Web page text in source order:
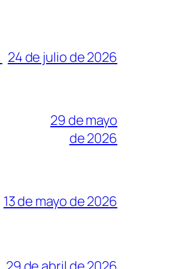
24 de julio de 2026
29 de mayo
de 2026
13 de mayo de 2026